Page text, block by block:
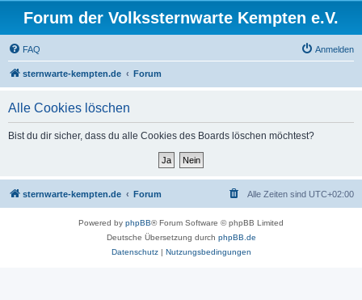
Forum der Volkssternwarte Kempten e.V.
FAQ Anmelden
sternwarte-kempten.de Forum
Alle Cookies löschen
Bist du dir sicher, dass du alle Cookies des Boards löschen möchtest?
sternwarte-kempten.de Forum Alle Zeiten sind UTC+02:00
Powered by phpBB® Forum Software © phpBB Limited
Deutsche Übersetzung durch phpBB.de
Datenschutz| Nutzungsbedingungen